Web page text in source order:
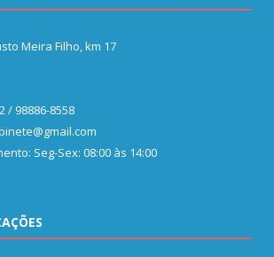
Meira Filho, km 17
/ 98886-8558
Seg-Sex: 08:00 às 14:00